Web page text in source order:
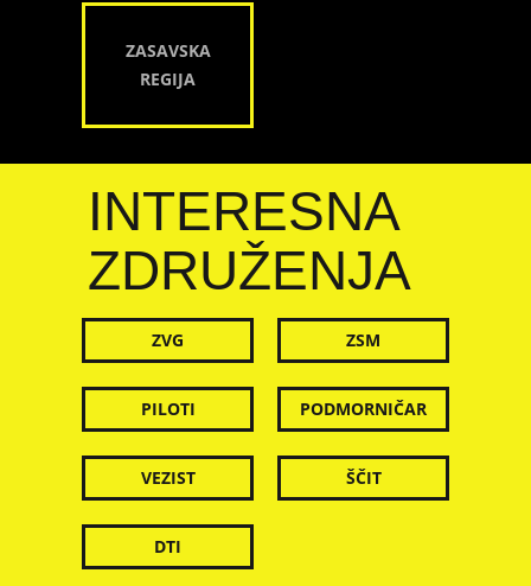
ZASAVSKA
REGIJA
INTERESNA
ZDRUŽENJA
ZVG ZSM
PILOTI PODMORNIČAR
VEZIST ŠČIT
DTI